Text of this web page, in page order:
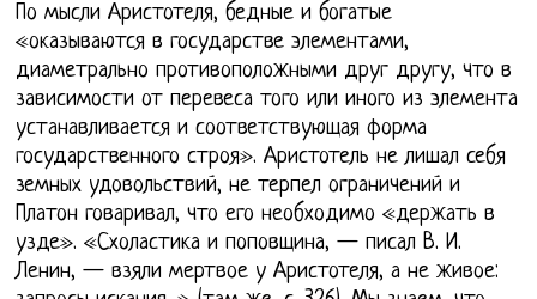
По мысли Аристотеля, бедные и богатые
«оказываются в государстве элементами,
диаметрально противоположными друг другу, что в
зависимости от перевеса того или иного из элемента
устанавливается и соответствующая форма
государственного строя». Аристотель не лишал себя
земных удовольствий, не терпел ограничений и
Платон говаривал, что его необходимо «держать в
узде». «Схоластика и поповщина, — писал В. И.
Ленин, — взяли мертвое у Аристотеля, а не живое: